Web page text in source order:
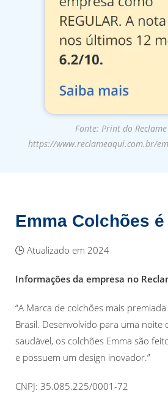
Fonte: Print do
https://www.reclameaqui.com.br/
Emma Colchões
🕒 Atualizado em 2024
Informações da empresa no
“A Marca de colchões mais
Brasil. Desenvolvido para uma noite
saudável, os colchões Emma são
e possuem um design inovador.”
CNPJ: 35.085.225/0001-72